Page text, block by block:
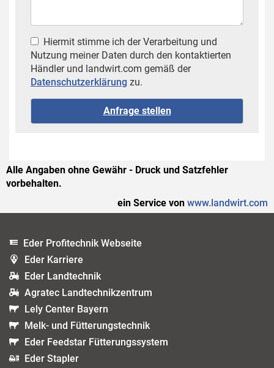
Hiermit stimme ich der Verarbeitung und
Nutzung meiner Daten durch den kontaktierten
Händler und landwirt.com gemäß der
Datenschutzerklärung zu.
Alle Angaben ohne Gewähr - Druck und Satzfehler
vorbehalten.
ein Service von www.landwirt.com
Eder Profitechnik Webseite
Eder Karriere
Eder Landtechnik
Agratec Landtechnikzentrum
Lely Center Bayern
Melk- und Fütterungstechnik
Eder Feedstar Fütterungssystem
Eder Stapler